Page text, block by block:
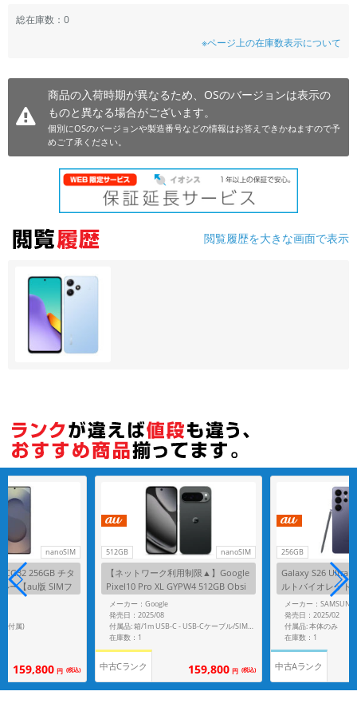
総在庫数：0
※ページ上の在庫数表示について
商品の入荷時期が異なるため、OSのバージョンは表示の
ものと異なる場合がございます。
個別にOSのバージョンや製造番号などの情報はお答えできかねますので予
めご了承ください。
閲覧履歴を大きな画面で表示
nanoSIM
256GB チタ
ー【au版 SIMフ
付属)
159,800 円 (税込)
512GB nanoSIM
【ネットワーク利用制限▲】Google
Pixel10 Pro XL GYPW4 512GB Obsi
dian【au版SIMフリー】
メーカー：Google
発売日：2025/08
付属品: 箱/1m USB-C - USB-Cケーブル/SIM取り出しツール/マニュアル
在庫数：1
中古Cランク 159,800 円 (税込)
256GB
Galaxy S26 Ultra
ルトバイオレット
ー】
メーカー：SAMSUNG
発売日：2025/02
付属品: 本体のみ
在庫数：1
中古Aランク
モニタサイズ
発売日